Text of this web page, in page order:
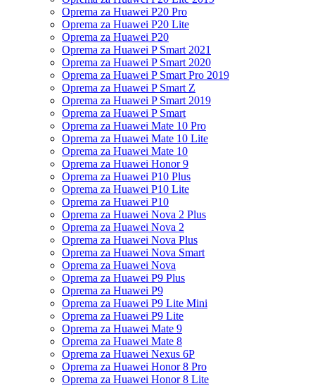
Oprema za Huawei P20 Pro
Oprema za Huawei P20 Lite
Oprema za Huawei P20
Oprema za Huawei P Smart 2021
Oprema za Huawei P Smart 2020
Oprema za Huawei P Smart Pro 2019
Oprema za Huawei P Smart Z
Oprema za Huawei P Smart 2019
Oprema za Huawei P Smart
Oprema za Huawei Mate 10 Pro
Oprema za Huawei Mate 10 Lite
Oprema za Huawei Mate 10
Oprema za Huawei Honor 9
Oprema za Huawei P10 Plus
Oprema za Huawei P10 Lite
Oprema za Huawei P10
Oprema za Huawei Nova 2 Plus
Oprema za Huawei Nova 2
Oprema za Huawei Nova Plus
Oprema za Huawei Nova Smart
Oprema za Huawei Nova
Oprema za Huawei P9 Plus
Oprema za Huawei P9
Oprema za Huawei P9 Lite Mini
Oprema za Huawei P9 Lite
Oprema za Huawei Mate 9
Oprema za Huawei Mate 8
Oprema za Huawei Nexus 6P
Oprema za Huawei Honor 8 Pro
Oprema za Huawei Honor 8 Lite